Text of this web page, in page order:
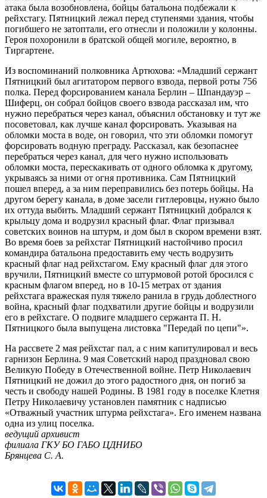
атака была возобновлена, бойцы батальона подбежали к
рейхстагу. Пятницкий лежал перед ступенями здания, чтобы
погибшего не затоптали, его отнесли и положили у колонны.
Героя похоронили в братской общей могиле, вероятно, в
Тиргартене.
Из воспоминаний полковника Артюхова: «Младший сержант
Пятницкий был агитатором первого взвода, первой роты 756
полка. Перед форсированием канала Берлин – Шпандауэр –
Шиферц, он собрал бойцов своего взвода рассказал им, что
нужно перебраться через канал, объяснил обстановку и тут же
посоветовал, как лучше канал форсировать. Указывая на
обломки моста в воде, он говорил, что эти обломки помогут
форсировать водную преграду. Рассказал, как безопаснее
перебраться через канал, для чего нужно использовать
обломки моста, перескакивать от одного обломка к другому,
укрываясь за ними от огня противника. Сам Пятницкий
пошел вперед, а за ним переправились без потерь бойцы. На
другом берегу канала, в доме засели гитлеровцы, нужно было
их оттуда выбить. Младший сержант Пятницкий добрался к
крыльцу дома и водрузил красный флаг. Флаг призывал
советских воинов на штурм, и дом был в скором времени взят.
Во время боев за рейхстаг Пятницкий настойчиво просил
командира батальона предоставить ему честь водрузить
красный флаг над рейхстагом. Ему красный флаг для этого
вручили, Пятницкий вместе со штурмовой ротой бросился с
красным флагом вперед, но в 10-15 метрах от здания
рейхстага вражеская пуля тяжело ранила в грудь доблестного
война, красный флаг подхватили другие бойцы и водрузили
его в рейхстаге. О подвиге младшего сержанта П. Н.
Пятницкого была выпущена листовка "Передай по цепи"».
На рассвете 2 мая рейхстаг пал, а с ним капитулировал и весь
гарнизон Берлина. 9 мая Советский народ праздновал свою
Великую Победу в Отечественной войне. Петр Николаевич
Пятницкий не дожил до этого радостного дня, он погиб за
честь и свободу нашей Родины. В 1981 году в поселке Клетня
Петру Николаевичу установлен памятник с надписью
«Отважный участник штурма рейхстага». Его именем названа
одна из улиц поселка.
ведущий архивист
филиала ГКУ БО ГАБО ЦДНИБО
Брянцева С. А.